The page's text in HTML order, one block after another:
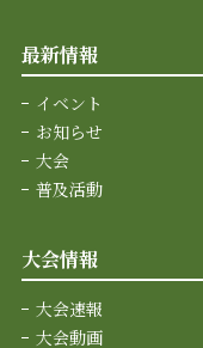
最新情報
イベント
お知らせ
大会
普及活動
大会情報
大会速報
大会動画